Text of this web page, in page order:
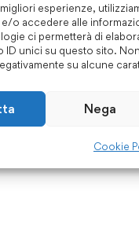
esperienze,
o accedere alle
ci permetterà di
ID unici su questo sito.
su alcune
Nega
Cookie
26